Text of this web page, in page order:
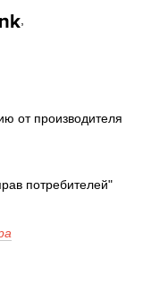
,
от производителя
потребителей"